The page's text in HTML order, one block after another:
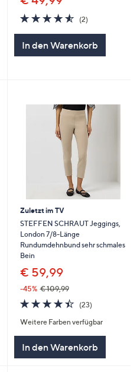
4.5
von
(2)
In den Warenkorb
Zuletzt im TV
STEFFEN SCHRAUT Jeggings,
London 7/8-Länge
Rundumdehnbund sehr schmales
Bein
€ 59,99
-45% € 109,99
4.4
von
5
(23)
Weitere Farben verfügbar
In den Warenkorb